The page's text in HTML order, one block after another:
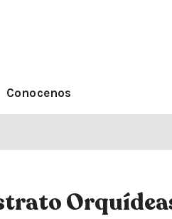
Conocenos